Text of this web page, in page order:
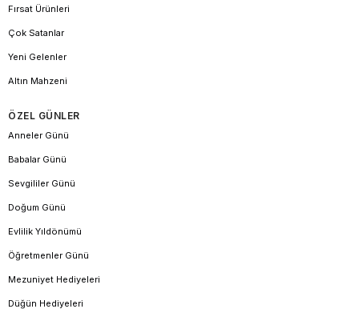
Fırsat Ürünleri
Çok Satanlar
Yeni Gelenler
Altın Mahzeni
ÖZEL GÜNLER
Anneler Günü
Babalar Günü
Sevgililer Günü
Doğum Günü
Evlilik Yıldönümü
Öğretmenler Günü
Mezuniyet Hediyeleri
Düğün Hediyeleri